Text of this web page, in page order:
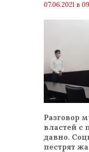
07.06.2021 в
Разговор
властей с
давно.
пестрят